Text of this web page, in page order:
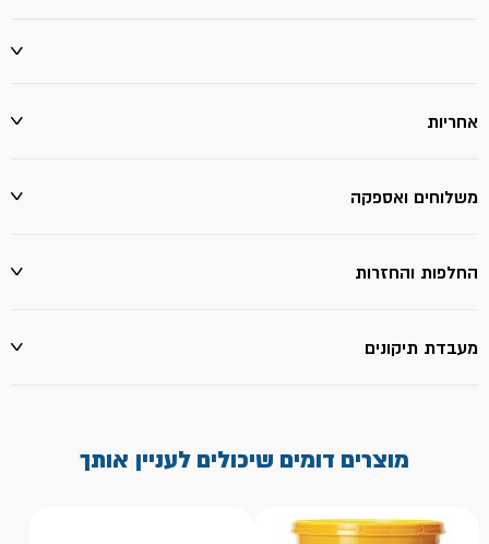
אחריות
משלוחים ואספקה
החלפות והחזרות
מעבדת תיקונים
מוצרים דומים שיכולים לעניין אותך